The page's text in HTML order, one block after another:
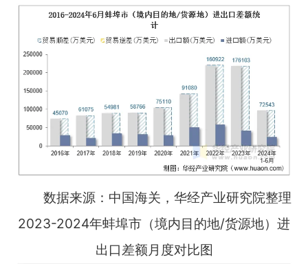
数据来源：中国海关，华经产业研究院整理
2023-2024年蚌埠市（境内目的地/货源地）进
出口差额月度对比图